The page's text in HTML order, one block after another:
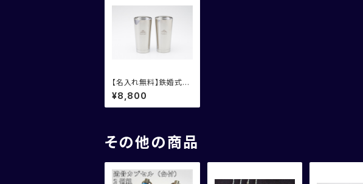
【名入れ無料】鉄婚式
に！THERMOS サーモ
ス タンブラー 2個組
¥8,800
その他の商品